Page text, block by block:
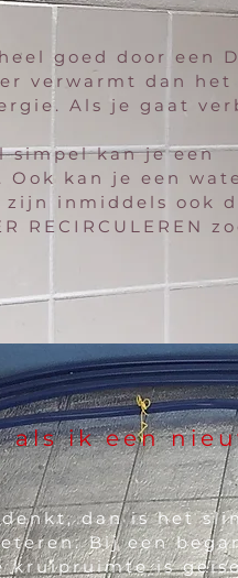
goed door een
verwarmt dan het
Als je gaat
simpel kan je een
Ook kan je een
inmiddels ook
RECIRCULEREN
als ik een
dan is het
Bij een
kruipruimte is